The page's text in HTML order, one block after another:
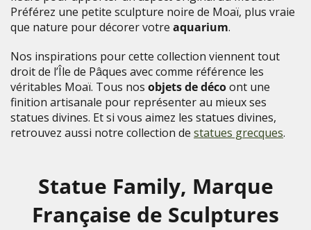
Préférez une petite sculpture noire de Moaï, plus vraie
que nature pour décorer votre aquarium.
Nos inspirations pour cette collection viennent tout
droit de l’Île de Pâques avec comme référence les
véritables Moaï. Tous nos objets de décoont une
finition artisanale pour représenter au mieux ses
statues divines. Et si vous aimez les statues divines,
retrouvez aussi notre collection de statues grecques.
Statue Family, Marque
Française de Sculptures